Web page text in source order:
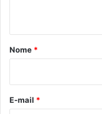
r
*
Nome *
E-mail *